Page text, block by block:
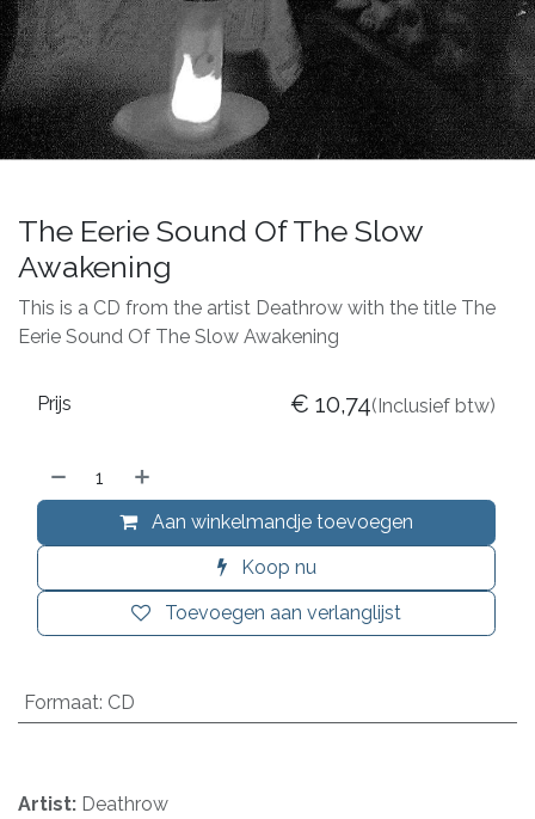
The Eerie Sound Of The Slow
Awakening
This is a CD from the artist Deathrow with the title The
Eerie Sound Of The Slow Awakening
Aan winkelmandje toevoegen
Koop nu
Toevoegen aan verlanglijst
Prijs € 10,74(Inclusief btw)
Formaat: CD
Artist: Deathrow